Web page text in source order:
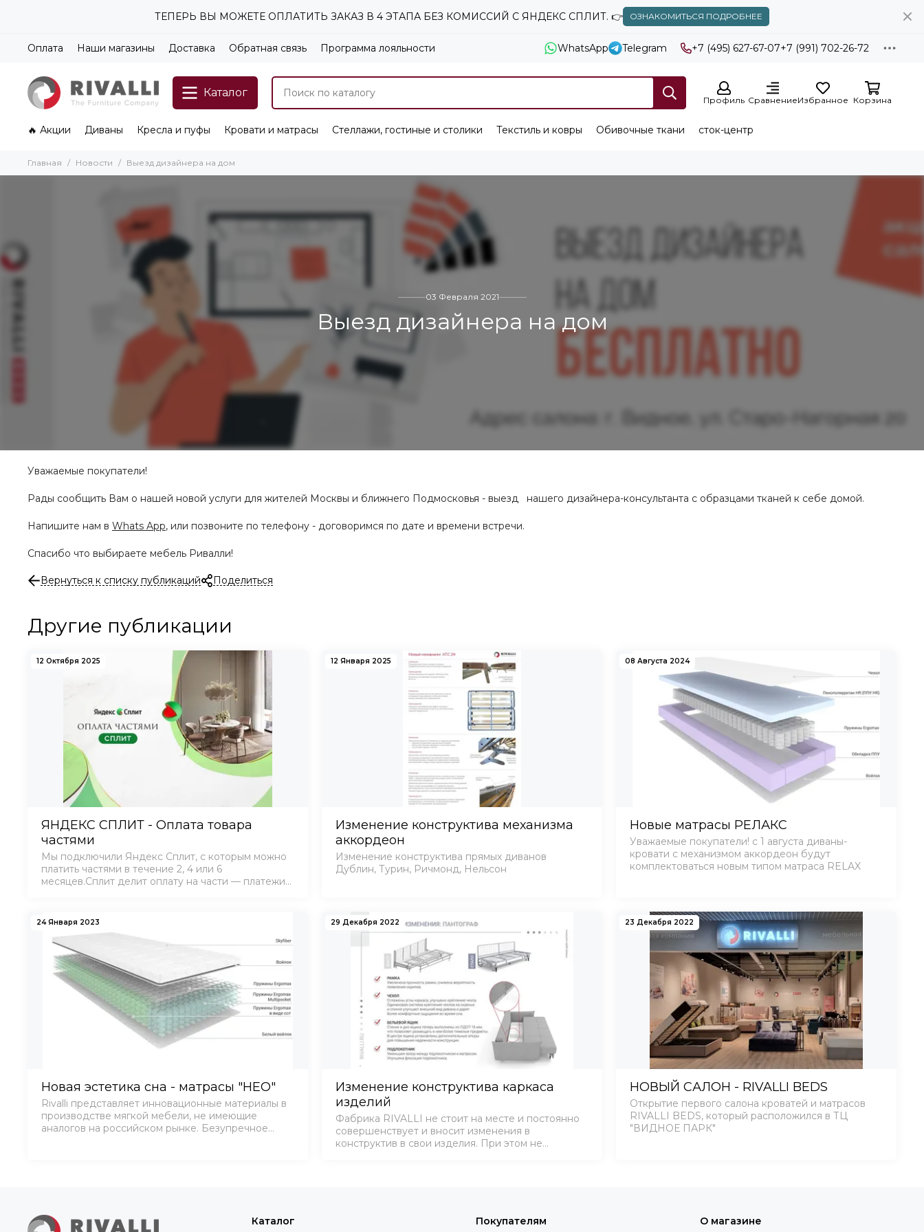
ТЕПЕРЬ ВЫ МОЖЕТЕ ОПЛАТИТЬ ЗАКАЗ В 4 ЭТАПА БЕЗ КОМИССИЙ С ЯНДЕКС СПЛИТ. 👉 ОЗНАКОМИТЬСЯ ПОДРОБНЕЕ
Оплата Наши магазины Доставка Обратная связь Программа лояльности WhatsApp Telegram +7 (495) 627-67-07+7 (991) 702-26-72
Каталог
Профиль СравнениеИзбранное Корзина
🔥 Акции Диваны Кресла и пуфы Кровати и матрасы Стеллажи, гостиные и столики Текстиль и ковры Обивочные ткани сток-центр
Главная Новости Выезд дизайнера на дом
03 Февраля 2021
Выезд дизайнера на дом
Уважаемые покупатели!
Рады сообщить Вам о нашей новой услуги для жителей Москвы и ближнего Подмосковья - выезд нашего дизайнера-консультанта с образцами тканей к себе домой.
Напишите нам в Whats App, или позвоните по телефону - договоримся по дате и времени встречи.
Спасибо что выбираете мебель Ривалли!
Вернуться к списку публикаций Поделиться
Другие публикации
12 Октября 2025
ЯНДЕКС СПЛИТ - Оплата товара
частями
Мы подключили Яндекс Сплит, с которым можно
платить частями в течение 2, 4 или 6
месяцев.Сплит делит оплату на части — платежи
кредитно…
12 Января 2025
Изменение конструктива механизма
аккордеон
Изменение конструктива прямых диванов
Дублин, Турин, Ричмонд, Нельсон
08 Августа 2024
Новые матрасы РЕЛАКС
Уважаемые покупатели! с 1 августа диваны-
кровати с механизмом аккордеон будут
комплектоваться новым типом матраса RELAX
24 Января 2023
Новая эстетика сна - матрасы "НЕО"
Rivalli представляет инновационные материалы в
производстве мягкой мебели, не имеющие
аналогов на российском рынке. Безупречное
29 Декабря 2022
Изменение конструктива каркаса
изделий
Фабрика RIVALLI не стоит на месте и постоянно
совершенствует и вносит изменения в
конструктив в свои изделия. При этом не
23 Декабря 2022
НОВЫЙ САЛОН - RIVALLI BEDS
Открытие первого салона кроватей и матрасов
RIVALLI BEDS, который расположился в ТЦ
"ВИДНОЕ ПАРК"
Каталог Покупателям О магазине